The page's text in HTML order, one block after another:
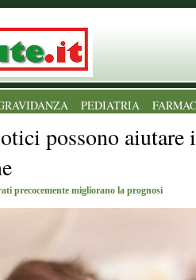
PEDIATRIA
possono aiutare
precocemente migliorano la prognosi